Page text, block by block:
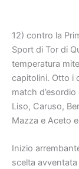
12) contro la
Sport di Tor di
temperatura
capitolini. Otto i
match
Liso, Caruso,
Mazza e Aceto
Inizio
scelta